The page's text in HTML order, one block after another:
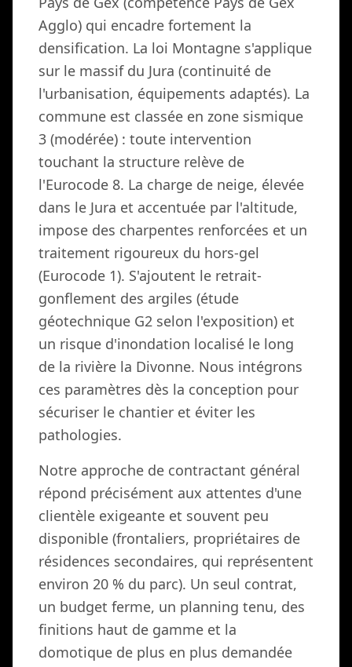
Agglo) qui encadre fortement la
densification. La loi Montagne s'applique
sur le massif du Jura (continuité de
l'urbanisation, équipements adaptés). La
commune est classée en zone sismique
3 (modérée) : toute intervention
touchant la structure relève de
l'Eurocode 8. La charge de neige, élevée
dans le Jura et accentuée par l'altitude,
impose des charpentes renforcées et un
traitement rigoureux du hors-gel
(Eurocode 1). S'ajoutent le retrait-
gonflement des argiles (étude
géotechnique G2 selon l'exposition) et
un risque d'inondation localisé le long
de la rivière la Divonne. Nous intégrons
ces paramètres dès la conception pour
sécuriser le chantier et éviter les
pathologies.
Notre approche de contractant général
répond précisément aux attentes d'une
clientèle exigeante et souvent peu
disponible (frontaliers, propriétaires de
résidences secondaires, qui représentent
environ 20 % du parc). Un seul contrat,
un budget ferme, un planning tenu, des
finitions haut de gamme et la
domotique de plus en plus demandée